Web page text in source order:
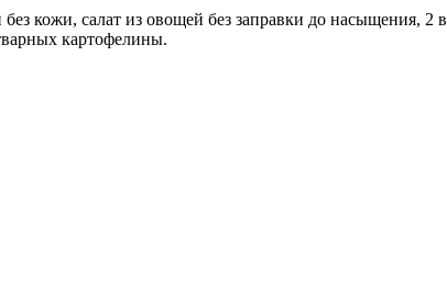
кожи, салат из овощей без заправки до насыщения, 2
картофелины.